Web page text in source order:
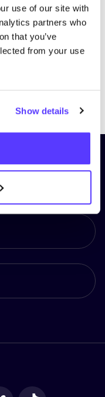
use of our site with
partners who
that you’ve
from your use
Show details
lettre
informé !